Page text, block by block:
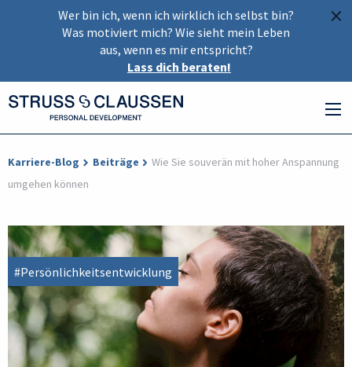
×
Wer bin ich, wenn ich wirklich ich selbst bin?
Was motiviert mich? Wie sieht mein Leben
aus, wenn es mir entspricht?
Lass dich beraten!
Karriere-Blog Beiträge
Wie Sie souverän mit hoher Anspannung
umgehen können
#Persönlichkeitsentwicklung